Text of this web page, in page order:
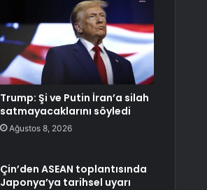
Trump: Şi ve Putin İran’a silah
satmayacaklarını söyledi
Ağustos 8, 2026
Çin’den ASEAN toplantısında
Japonya’ya tarihsel uyarı